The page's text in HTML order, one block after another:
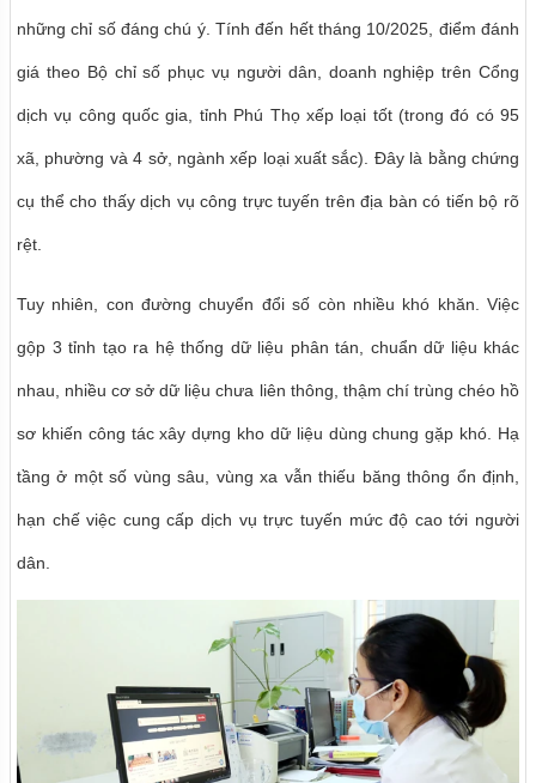
những chỉ số đáng chú ý. Tính đến hết tháng 10/2025, điểm đánh
giá theo Bộ chỉ số phục vụ người dân, doanh nghiệp trên Cổng
dịch vụ công quốc gia, tỉnh Phú Thọ xếp loại tốt (trong đó có 95
xã, phường và 4 sở, ngành xếp loại xuất sắc). Đây là bằng chứng
cụ thể cho thấy dịch vụ công trực tuyến trên địa bàn có tiến bộ rõ
rệt.
Tuy nhiên, con đường chuyển đổi số còn nhiều khó khăn. Việc
gộp 3 tỉnh tạo ra hệ thống dữ liệu phân tán, chuẩn dữ liệu khác
nhau, nhiều cơ sở dữ liệu chưa liên thông, thậm chí trùng chéo hồ
sơ khiến công tác xây dựng kho dữ liệu dùng chung gặp khó. Hạ
tầng ở một số vùng sâu, vùng xa vẫn thiếu băng thông ổn định,
hạn chế việc cung cấp dịch vụ trực tuyến mức độ cao tới người
dân.